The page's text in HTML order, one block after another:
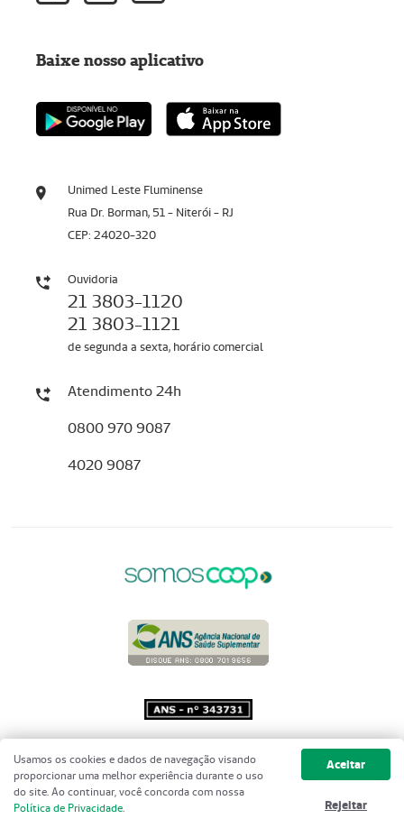
Unimed Leste Fluminense
Rua Dr. Borman, 51 - Niterói - RJ
CEP: 24020-320
Ouvidoria
21 3803-1120
21 3803-1121
de segunda a sexta, horário comercial
Atendimento 24h
0800 970 9087
4020 9087
Baixe nosso aplicativo
Copyright 2001 - 2026 Unimed do
Brasil - Todos os direitos reservados
Usamos os cookies e dados de navegação visando
proporcionar uma melhor experiência durante o uso
do site. Ao continuar, você concorda com nossa
Política de Privacidade.
Aceitar
Rejeitar